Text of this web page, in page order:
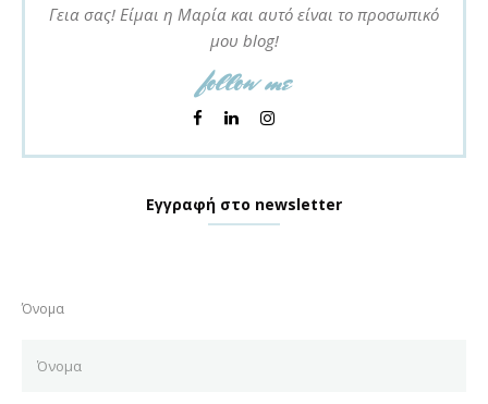
Γεια σας! Είμαι η Μαρία και αυτό είναι το προσωπικό
μου blog!
follow me
Εγγραφή στο newsletter
Όνομα